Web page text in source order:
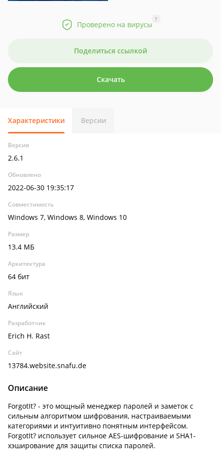
Проверено на вирусы
?
Поделиться ссылкой
Скачать
Характеристики Версии
Версия
2.6.1
Обновлено
2022-06-30 19:35:17
Совместимость
Windows 7, Windows 8, Windows 10
Размер
13.4 МБ
Архитектура
64 бит
Язык
Английский
Разработчик
Erich H. Rast
Сайт
13784.website.snafu.de
Описание
ForgotIt? - это мощный менеджер паролей и заметок с
сильным алгоритмом шифрования, настраиваемыми
категориями и интуитивно понятным интерфейсом.
ForgotIt? использует сильное AES-шифрование и SHA1-
хэширование для защиты списка паролей.